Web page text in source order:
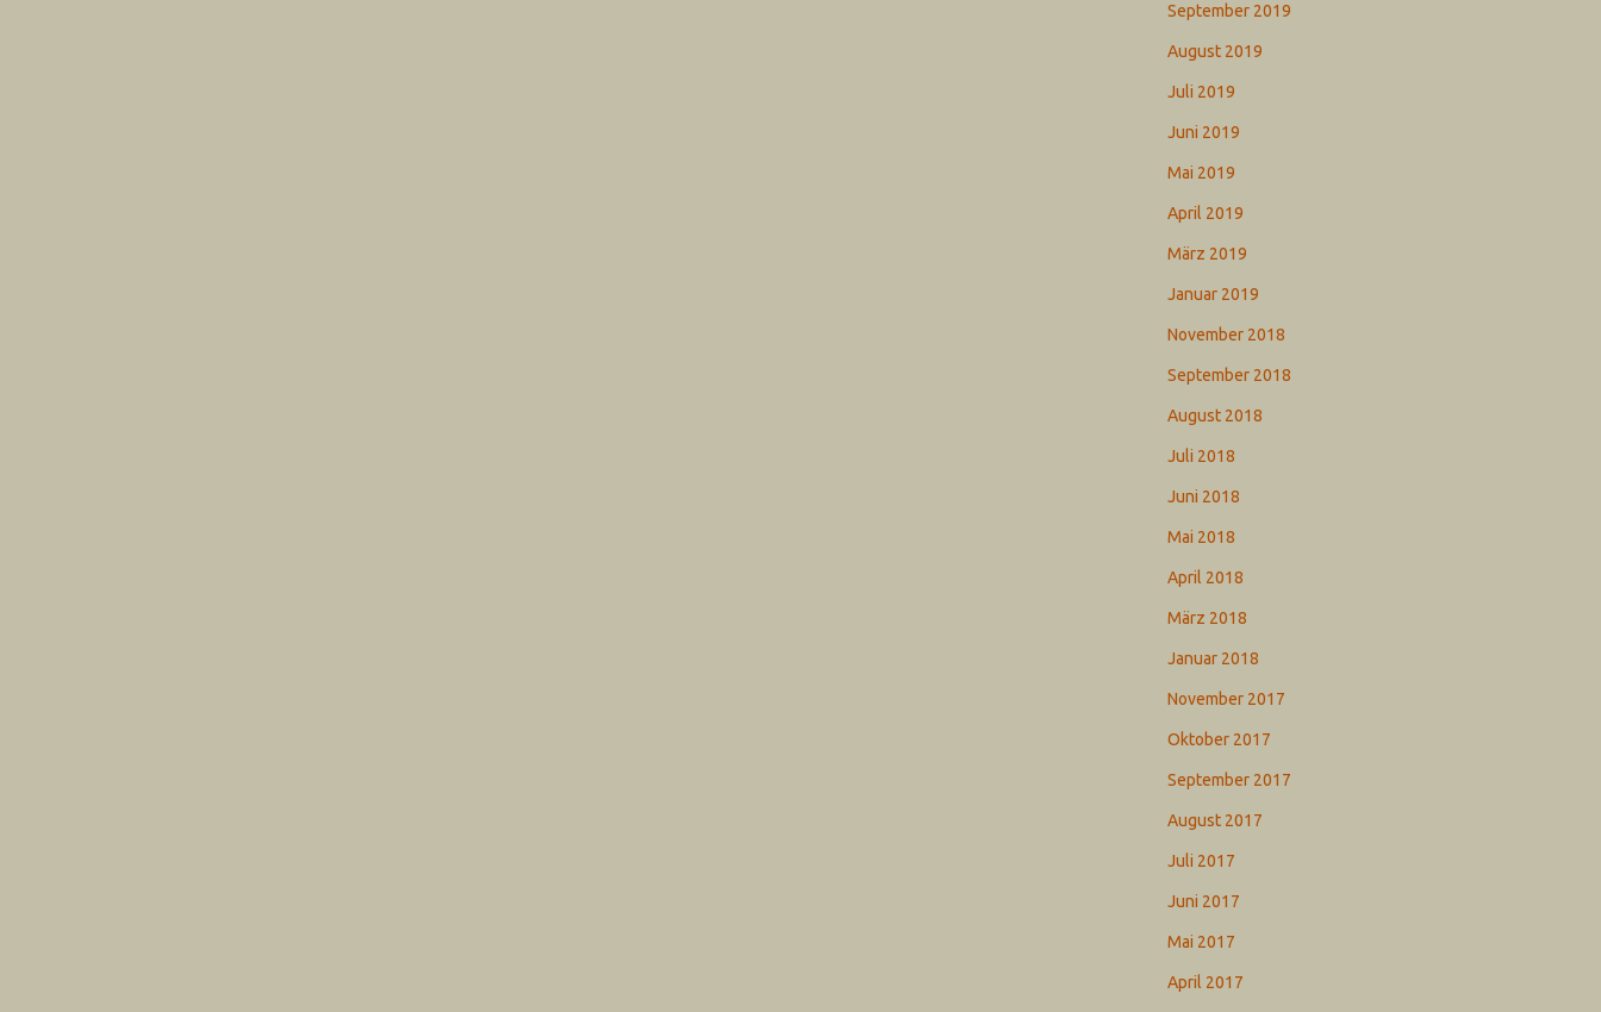
September 2019
August 2019
Juli 2019
Juni 2019
Mai 2019
April 2019
März 2019
Januar 2019
November 2018
September 2018
August 2018
Juli 2018
Juni 2018
Mai 2018
April 2018
März 2018
Januar 2018
November 2017
Oktober 2017
September 2017
August 2017
Juli 2017
Juni 2017
Mai 2017
April 2017